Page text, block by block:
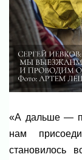
«А дальше —
нам
становилось